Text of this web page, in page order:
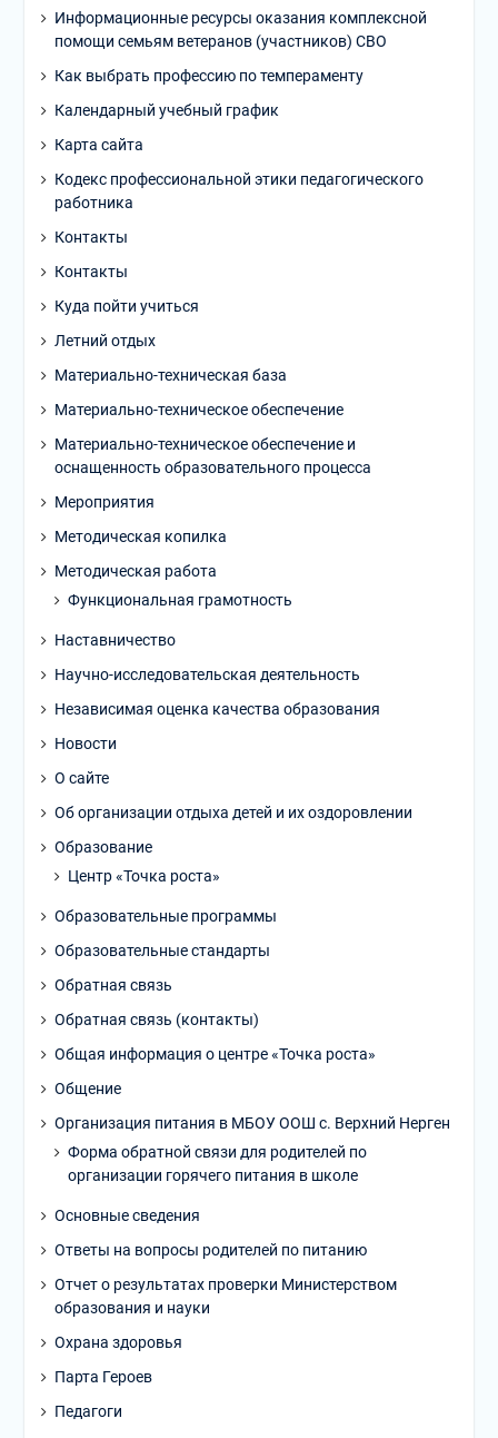
Информационные ресурсы оказания комплексной
помощи семьям ветеранов (участников) СВО
Как выбрать профессию по темпераменту
Календарный учебный график
Карта сайта
Кодекс профессиональной этики педагогического
работника
Контакты
Контакты
Куда пойти учиться
Летний отдых
Материально-техническая база
Материально-техническое обеспечение
Материально-техническое обеспечение и
оснащенность образовательного процесса
Мероприятия
Методическая копилка
Методическая работа
Функциональная грамотность
Наставничество
Научно-исследовательская деятельность
Независимая оценка качества образования
Новости
О сайте
Об организации отдыха детей и их оздоровлении
Образование
Центр «Точка роста»
Образовательные программы
Образовательные стандарты
Обратная связь
Обратная связь (контакты)
Общая информация о центре «Точка роста»
Общение
Организация питания в МБОУ ООШ с. Верхний Нерген
Форма обратной связи для родителей по
организации горячего питания в школе
Основные сведения
Ответы на вопросы родителей по питанию
Отчет о результатах проверки Министерством
образования и науки
Охрана здоровья
Парта Героев
Педагоги